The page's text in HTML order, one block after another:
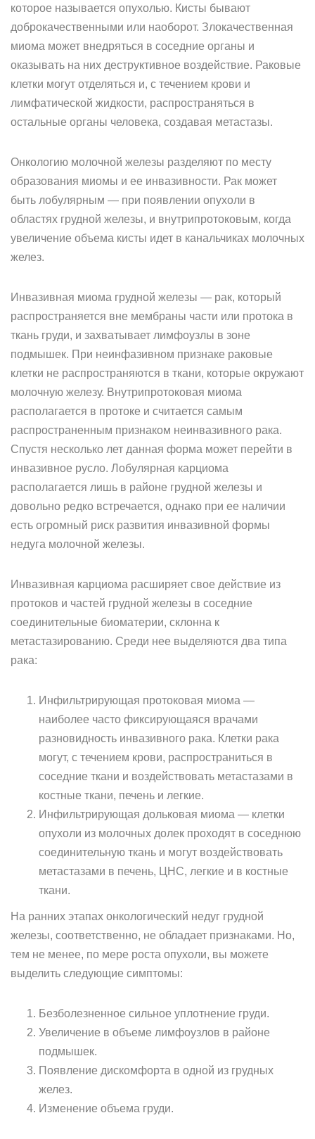
которое называется опухолью. Кисты бывают
доброкачественными или наоборот. Злокачественная
миома может внедряться в соседние органы и
оказывать на них деструктивное воздействие. Раковые
клетки могут отделяться и, с течением крови и
лимфатической жидкости, распространяться в
остальные органы человека, создавая метастазы.
Онкологию молочной железы разделяют по месту
образования миомы и ее инвазивности. Рак может
быть лобулярным — при появлении опухоли в
областях грудной железы, и внутрипротоковым, когда
увеличение объема кисты идет в канальчиках молочных
желез.
Инвазивная миома грудной железы — рак, который
распространяется вне мембраны части или протока в
ткань груди, и захватывает лимфоузлы в зоне
подмышек. При неинфазивном признаке раковые
клетки не распространяются в ткани, которые окружают
молочную железу. Внутрипротоковая миома
располагается в протоке и считается самым
распространенным признаком неинвазивного рака.
Спустя несколько лет данная форма может перейти в
инвазивное русло. Лобулярная карциома
располагается лишь в районе грудной железы и
довольно редко встречается, однако при ее наличии
есть огромный риск развития инвазивной формы
недуга молочной железы.
Инвазивная карциома расширяет свое действие из
протоков и частей грудной железы в соседние
соединительные биоматерии, склонна к
метастазированию. Среди нее выделяются два типа
рака:
Инфильтрирующая протоковая миома —
наиболее часто фиксирующаяся врачами
разновидность инвазивного рака. Клетки рака
могут, с течением крови, распространиться в
соседние ткани и воздействовать метастазами в
костные ткани, печень и легкие.
Инфильтрирующая дольковая миома — клетки
опухоли из молочных долек проходят в соседнюю
соединительную ткань и могут воздействовать
метастазами в печень, ЦНС, легкие и в костные
ткани.
На ранних этапах онкологический недуг грудной
железы, соответственно, не обладает признаками. Но,
тем не менее, по мере роста опухоли, вы можете
выделить следующие симптомы:
Безболезненное сильное уплотнение груди.
Увеличение в объеме лимфоузлов в районе
подмышек.
Появление дискомфорта в одной из грудных
желез.
Изменение объема груди.